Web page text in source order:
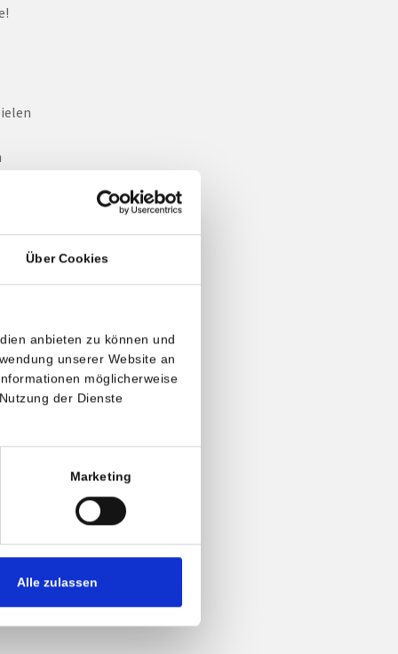
Über Cookies
anbieten zu können und
unserer Website an
möglicherweise
der Dienste
Marketing
Alle zulassen